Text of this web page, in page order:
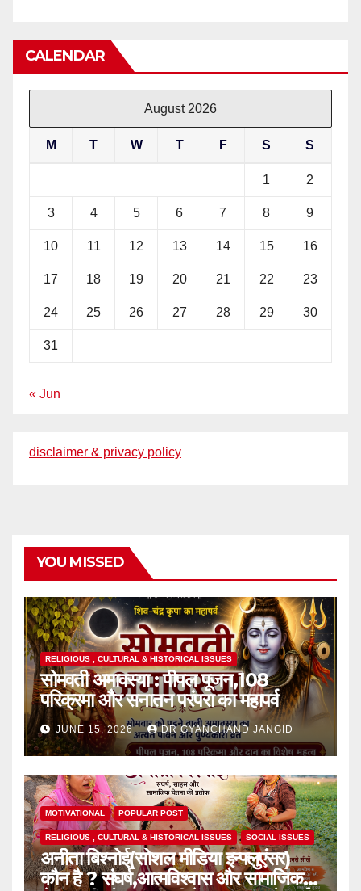
CALENDAR
August 2026
M T W T F S S
1 2
3 4 5 6 7 8 9
10 11 12 13 14 15 16
17 18 19 20 21 22 23
24 25 26 27 28 29 30
31
« Jun
disclaimer & privacy policy
YOU MISSED
RELIGIOUS , CULTURAL & HISTORICAL ISSUES
सोमवती अमावस्या : पीपल पूजन,108
परिक्रमा और सनातन परंपरा का महापर्व
JUNE 15, 2026 DR GYANCHAND JANGID
MOTIVATIONAL POPULAR POST
RELIGIOUS , CULTURAL & HISTORICAL ISSUES SOCIAL ISSUES
अनीता बिश्नोई(सोशल मीडिया इन्फ्लुएंसर)
कौन है ? संघर्ष,आत्मविश्वास और सामाजिक